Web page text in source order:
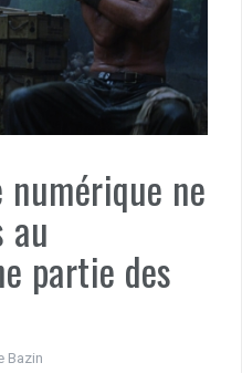
ne
au
partie des
Bazin